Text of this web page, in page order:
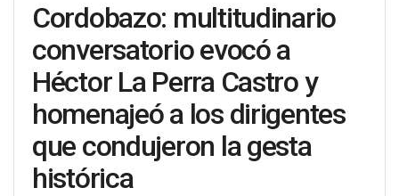
Cordobazo: multitudinario
conversatorio evocó a
Héctor La Perra Castro y
homenajeó a los dirigentes
que condujeron la gesta
histórica